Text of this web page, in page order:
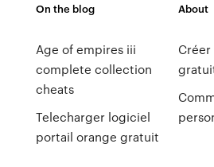
On the blog
Age of empires iii
complete collection
cheats
Telecharger logiciel
portail orange gratuit
About